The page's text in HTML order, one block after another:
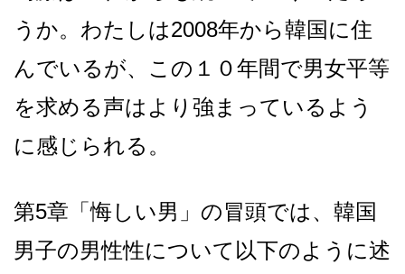
うか。わたしは2008年から韓国に住
んでいるが、この１０年間で男女平等
を求める声はより強まっているよう
に感じられる。
第5章「悔しい男」の冒頭では、韓国
男子の男性性について以下のように述